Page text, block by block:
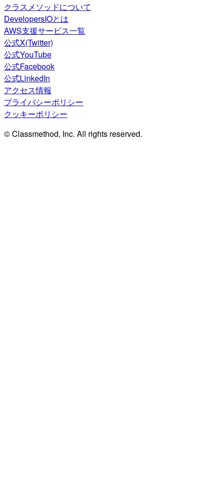
クラスメソッドについて
DevelopersIOとは
AWS支援サービス一覧
公式X(Twitter)
公式YouTube
公式Facebook
公式LinkedIn
アクセス情報
プライバシーポリシー
クッキーポリシー
© Classmethod, Inc. All rights reserved.